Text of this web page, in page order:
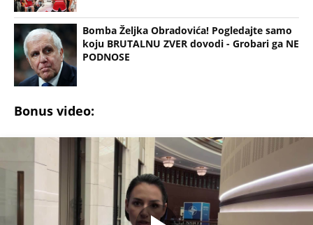
Bomba Željka Obradovića! Pogledajte samo
koju BRUTALNU ZVER dovodi - Grobari ga NE
PODNOSE
Bonus video: